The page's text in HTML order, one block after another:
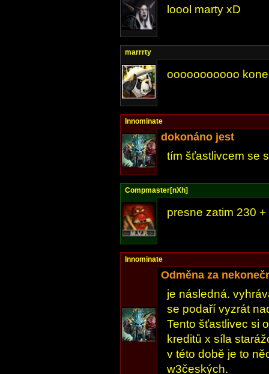
loool marty xD
marrrty
ooooooooooo
Innominate
dokonáno jest
tím šťastlivcem se
Compmaster[nXh]
presne zatim 230
Innominate
Odměna za
je následná.
se podaří vyzrát
Tento šťastlivec si
kreditů x síla
v této době je to
w3českých.